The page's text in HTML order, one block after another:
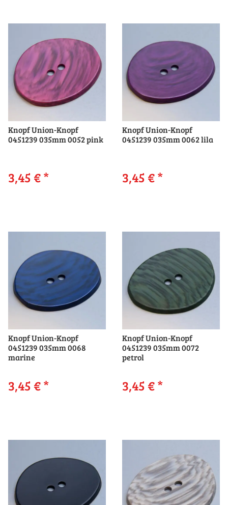
Knopf Union-Knopf
0451239 035mm 0052 pink
3,45 €*
Knopf Union-Knopf
0451239 035mm 0062 lila
3,45 €*
Knopf Union-Knopf
0451239 035mm 0068
marine
3,45 €*
Knopf Union-Knopf
0451239 035mm 0072
petrol
3,45 €*